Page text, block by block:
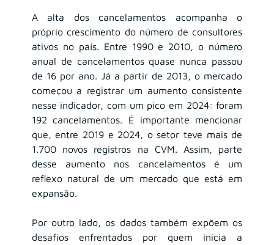
A alta dos cancelamentos acompanha o
próprio crescimento do número de consultores
ativos no país. Entre 1990 e 2010, o número
anual de cancelamentos quase nunca passou
de 16 por ano. Já a partir de 2013, o mercado
começou a registrar um aumento consistente
nesse indicador, com um pico em 2024: foram
192 cancelamentos. É importante mencionar
que, entre 2019 e 2024, o setor teve mais de
1.700 novos registros na CVM. Assim, parte
desse aumento nos cancelamentos é um
reflexo natural de um mercado que está em
expansão.
Por outro lado, os dados também expõem os
desafios enfrentados por quem inicia a